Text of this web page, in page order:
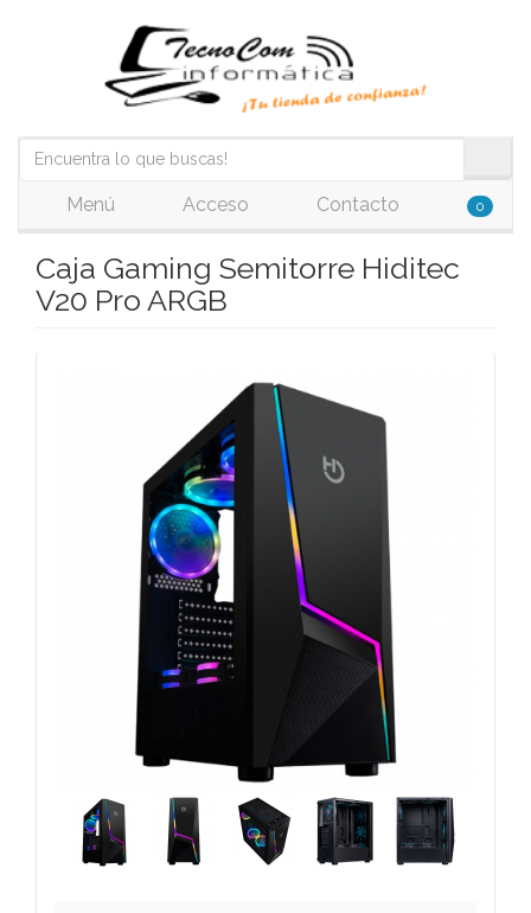
Menú Acceso Contacto 0
Caja Gaming Semitorre Hiditec
V20 Pro ARGB